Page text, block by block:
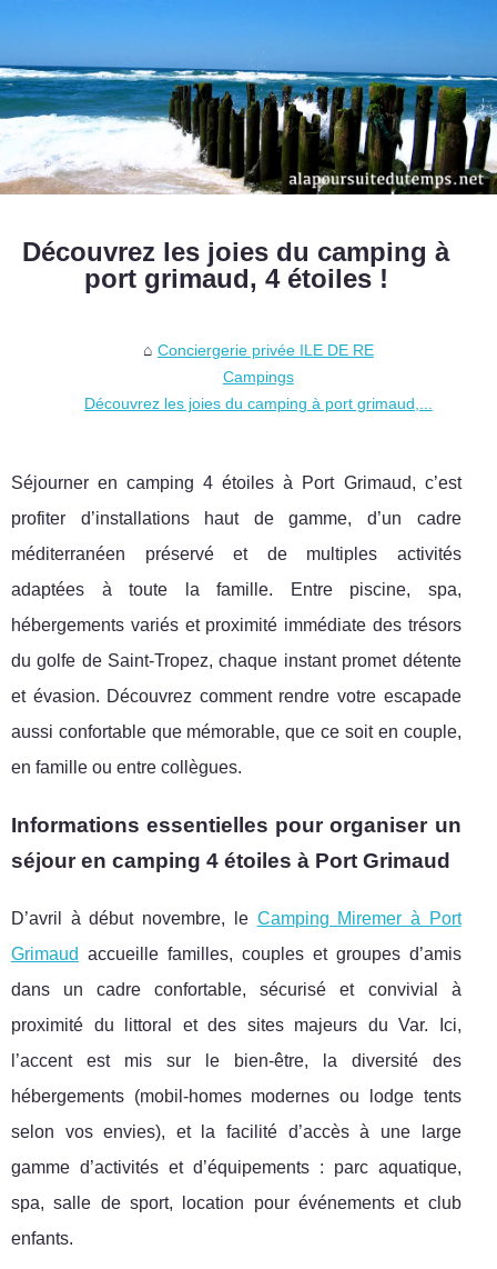
Découvrez les joies du camping à
port grimaud, 4 étoiles !
Conciergerie privée ILE DE RE
Campings
Découvrez les joies du camping à port grimaud,...
Séjourner en camping 4 étoiles à Port Grimaud, c’est
profiter d’installations haut de gamme, d’un cadre
méditerranéen préservé et de multiples activités
adaptées à toute la famille. Entre piscine, spa,
hébergements variés et proximité immédiate des trésors
du golfe de Saint-Tropez, chaque instant promet détente
et évasion. Découvrez comment rendre votre escapade
aussi confortable que mémorable, que ce soit en couple,
en famille ou entre collègues.
Informations essentielles pour organiser un
séjour en camping 4 étoiles à Port Grimaud
D’avril à début novembre, le Camping Miremer à Port
Grimaud accueille familles, couples et groupes d’amis
dans un cadre confortable, sécurisé et convivial à
proximité du littoral et des sites majeurs du Var. Ici,
l’accent est mis sur le bien-être, la diversité des
hébergements (mobil-homes modernes ou lodge tents
selon vos envies), et la facilité d’accès à une large
gamme d’activités et d’équipements : parc aquatique,
spa, salle de sport, location pour événements et club
enfants.